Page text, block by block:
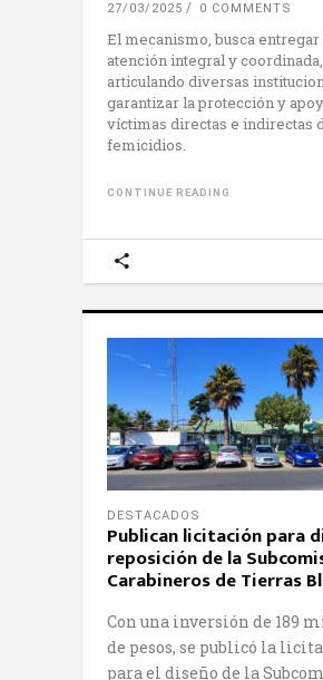
27/03/2025 0 COMMENTS
El mecanismo, busca entregar
atención integral y coordinada,
articulando diversas
garantizar la protección y
víctimas directas e indirectas
femicidios.
CONTINUE READING
DESTACADOS
Publican licitación para
reposición de la
Carabineros de Tierras
Con una inversión de 189
de pesos, se publicó la
para el diseño de la